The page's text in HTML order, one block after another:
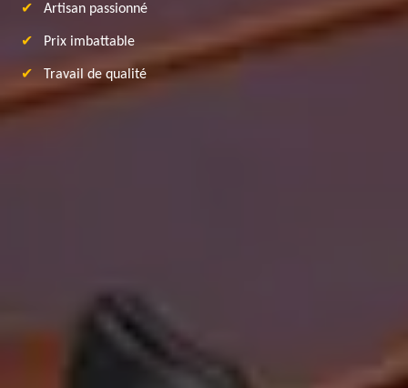
Artisan passionné
Prix imbattable
Travail de qualité